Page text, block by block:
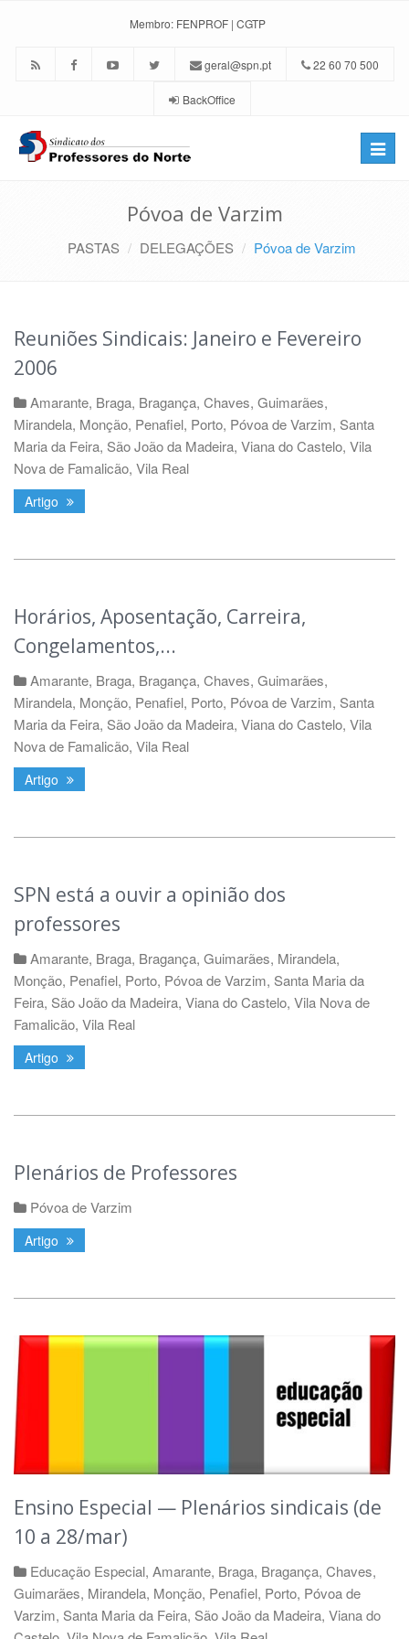
Membro: FENPROF | CGTP
geral@spn.pt 22 60 70 500
BackOffice
Toggle
Póvoa de Varzim
PASTAS DELEGAÇÕES Póvoa de Varzim
Reuniões Sindicais: Janeiro e Fevereiro
2006
Amarante, Braga, Bragança, Chaves, Guimarães,
Mirandela, Monção, Penafiel, Porto, Póvoa de Varzim, Santa
Maria da Feira, São João da Madeira, Viana do Castelo, Vila
Nova de Famalicão, Vila Real
Artigo
Horários, Aposentação, Carreira,
Congelamentos,...
Amarante, Braga, Bragança, Chaves, Guimarães,
Mirandela, Monção, Penafiel, Porto, Póvoa de Varzim, Santa
Maria da Feira, São João da Madeira, Viana do Castelo, Vila
Nova de Famalicão, Vila Real
Artigo
SPN está a ouvir a opinião dos
professores
Amarante, Braga, Bragança, Guimarães, Mirandela,
Monção, Penafiel, Porto, Póvoa de Varzim, Santa Maria da
Feira, São João da Madeira, Viana do Castelo, Vila Nova de
Famalicão, Vila Real
Artigo
Plenários de Professores
Póvoa de Varzim
Artigo
Ensino Especial — Plenários sindicais (de
10 a 28/mar)
Educação Especial, Amarante, Braga, Bragança, Chaves,
Guimarães, Mirandela, Monção, Penafiel, Porto, Póvoa de
Varzim, Santa Maria da Feira, São João da Madeira, Viana do